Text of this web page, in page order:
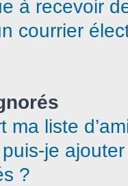
à recevoir
courrier
ma liste
je
?